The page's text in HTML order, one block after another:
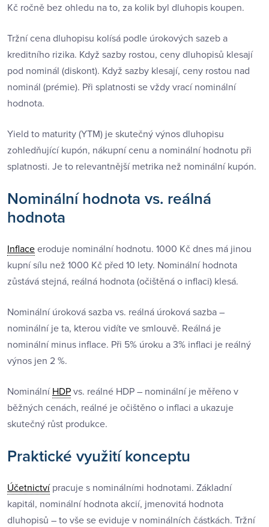
Kč ročně bez ohledu na to, za kolik byl dluhopis koupen.
Tržní cena dluhopisu kolísá podle úrokových sazeb a
kreditního rizika. Když sazby rostou, ceny dluhopisů klesají
pod nominál (diskont). Když sazby klesají, ceny rostou nad
nominál (prémie). Při splatnosti se vždy vrací nominální
hodnota.
Yield to maturity (YTM) je skutečný výnos dluhopisu
zohledňující kupón, nákupní cenu a nominální hodnotu při
splatnosti. Je to relevantnější metrika než nominální kupón.
Nominální hodnota vs. reálná
hodnota
Inflaceeroduje nominální hodnotu. 1000 Kč dnes má jinou
kupní sílu než 1000 Kč před 10 lety. Nominální hodnota
zůstává stejná, reálná hodnota (očištěná o inflaci) klesá.
Nominální úroková sazba vs. reálná úroková sazba –
nominální je ta, kterou vidíte ve smlouvě. Reálná je
nominální minus inflace. Při 5% úroku a 3% inflaci je reálný
výnos jen 2 %.
NominálníHDPvs. reálné HDP – nominální je měřeno v
běžných cenách, reálné je očištěno o inflaci a ukazuje
skutečný růst produkce.
Praktické využití konceptu
Účetnictvípracuje s nominálními hodnotami. Základní
kapitál, nominální hodnota akcií, jmenovitá hodnota
dluhopisů – to vše se eviduje v nominálních částkách. Tržní